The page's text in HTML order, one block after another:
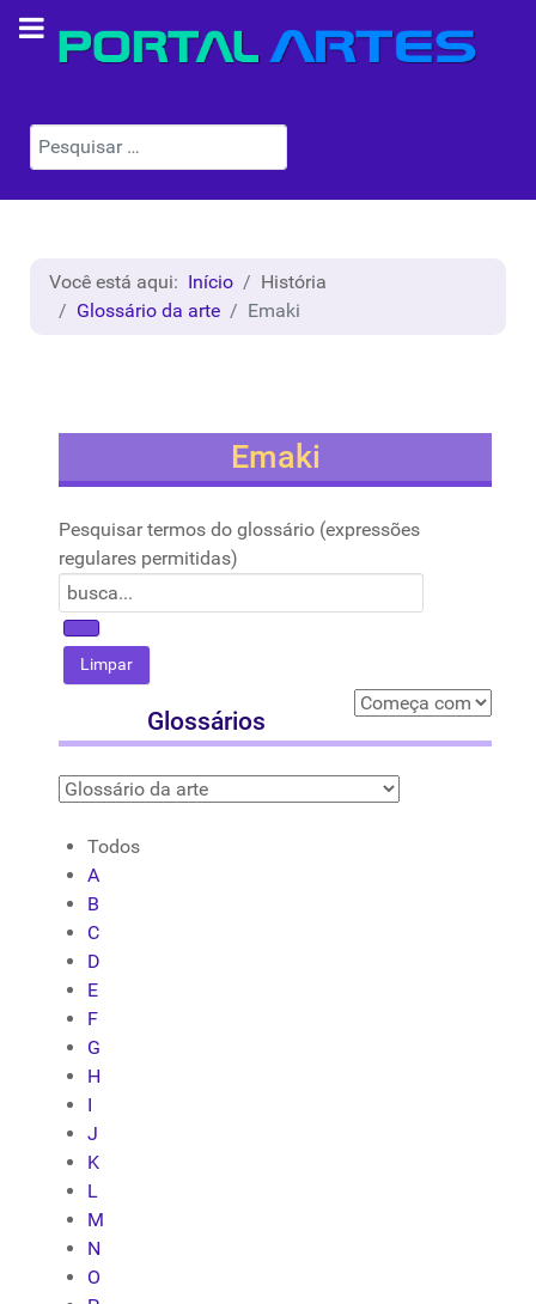
Pesquisar
Você está aqui: Início
História
Glossário da arte
Emaki
Emaki
Pesquisar termos do glossário (expressões
regulares permitidas)
Glossários
Todos
A
B
C
D
E
F
G
H
I
J
K
L
M
N
O